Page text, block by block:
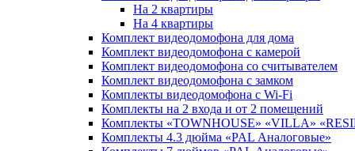
На 2 квартиры
На 4 квартиры
Комплект видеодомофона для дома
Комплект видеодомофона с камерой
Комплект видеодомофона со считывателем
Комплект видеодомофона c замком
Комплекты видеодомофона с Wi-Fi
Комплекты на 2 входа и от 2 помещений
Комплекты «TOWNHOUSE» «VILLA»
Комплекты 4.3 дюйма «PAL Аналоговые»